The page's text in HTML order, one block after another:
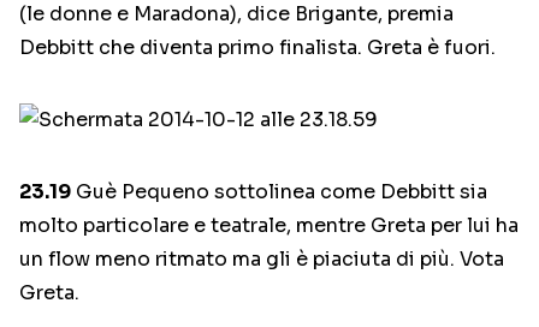
(le donne e Maradona), dice Brigante, premia
Debbitt che diventa primo finalista. Greta è fuori.
23.19 Guè Pequeno sottolinea come Debbitt sia
molto particolare e teatrale, mentre Greta per lui ha
un flow meno ritmato ma gli è piaciuta di più. Vota
Greta.